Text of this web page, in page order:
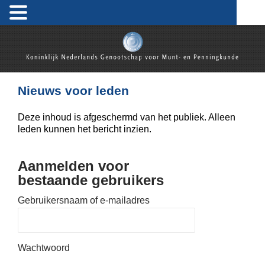
Koninklijk Nederlands Genootschap voor Munt- en
Nieuws voor leden
Deze inhoud is afgeschermd van het publiek. Alleen
leden kunnen het bericht inzien.
Aanmelden voor
bestaande gebruikers
Gebruikersnaam of e-mailadres
Wachtwoord